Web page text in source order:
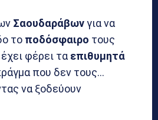
Σαουδαράβωνγια να
το ποδόσφαιρο τους
φέρει τα επιθυμητά
που δεν τους…
να ξοδεύουν